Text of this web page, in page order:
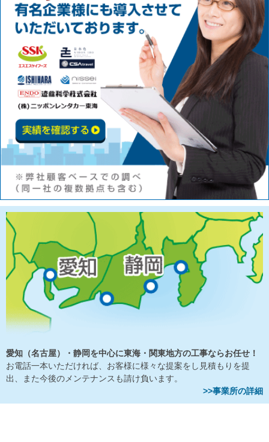
愛知（名古屋）・静岡を中心に東海・関東地方の工事ならお任せ！
お電話一本いただければ、お客様に様々な提案をし見積もりを提
出、また今後のメンテナンスも請け負います。
>>事業所の詳細